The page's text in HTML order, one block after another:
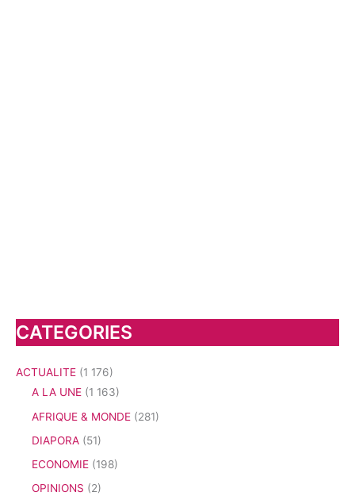
CATEGORIES
ACTUALITE (1 176)
A LA UNE (1 163)
AFRIQUE & MONDE (281)
DIAPORA (51)
ECONOMIE (198)
OPINIONS (2)